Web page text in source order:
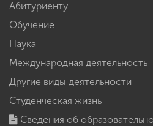
Абитуриенту
Обучение
Наука
Международная деятельность
Другие виды деятельности
Студенческая жизнь
Сведения об